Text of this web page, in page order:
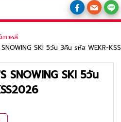
กาหลี
SNOWING SKI 5วัน 3คืน รหัส WEKR-
SNOWING SKI 5วัน